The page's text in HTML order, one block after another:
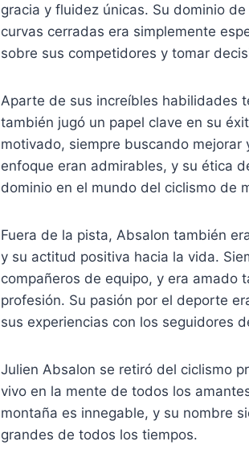
gracia y fluidez únicas. Su dominio
curvas cerradas era simplemente
sobre sus competidores y tomar
Aparte de sus increíbles habilidades
también jugó un papel clave en su
motivado, siempre buscando
enfoque eran admirables, y su ética
dominio en el mundo del ciclismo de
Fuera de la pista, Absalon también
y su actitud positiva hacia la vida.
compañeros de equipo, y era amado
profesión. Su pasión por el deporte
sus experiencias con los seguidores
Julien Absalon se retiró del ciclismo
vivo en la mente de todos los
montaña es innegable, y su nombre
grandes de todos los tiempos.